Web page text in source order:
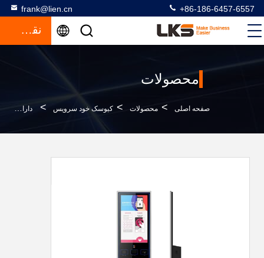
frank@lien.cn +86-186-6457-6557
نقل قول
محصولات
صفحه اصلی > محصولات > کیوسک خود سرویس > دارای صفحه نمایش لمسی IP 65 دارای کیوسک سلف سرویس 43 اینچ برای بانک / فرودگاه است